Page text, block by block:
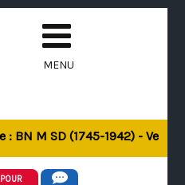
MENU
M SD (1745-1942) -